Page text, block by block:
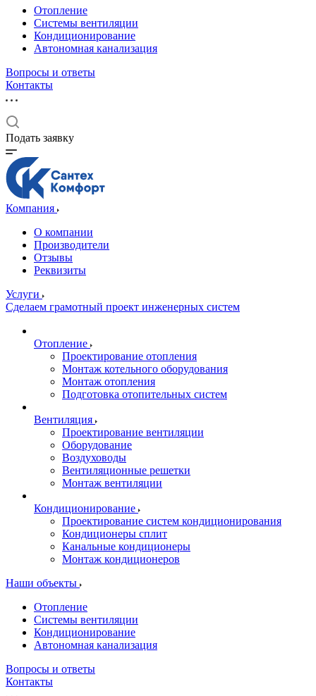
Отопление
Системы вентиляции
Кондиционирование
Автономная канализация
Вопросы и ответы
Контакты
Подать заявку
Компания
О компании
Производители
Отзывы
Реквизиты
Услуги
Сделаем грамотный проект инженерных систем
Отопление
Проектирование отопления
Монтаж котельного оборудования
Монтаж отопления
Подготовка отопительных систем
Вентиляция
Проектирование вентиляции
Оборудование
Воздуховоды
Вентиляционные решетки
Монтаж вентиляции
Кондиционирование
Проектирование систем кондиционирования
Кондиционеры сплит
Канальные кондиционеры
Монтаж кондиционеров
Наши объекты
Отопление
Системы вентиляции
Кондиционирование
Автономная канализация
Вопросы и ответы
Контакты